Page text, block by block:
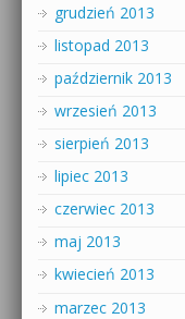
grudzień 2013
listopad 2013
październik 2013
wrzesień 2013
sierpień 2013
lipiec 2013
czerwiec 2013
maj 2013
kwiecień 2013
marzec 2013